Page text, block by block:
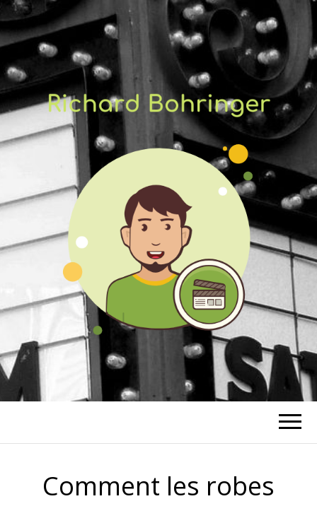
RICHARD
BOHRINGER
Comment les robes